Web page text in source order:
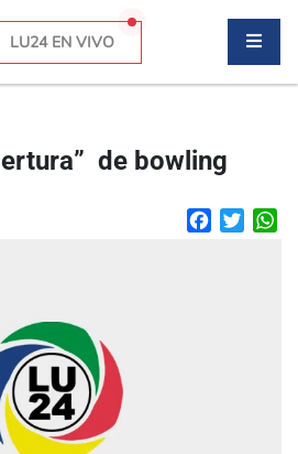
LU24 EN VIVO
de bowling
Facebook